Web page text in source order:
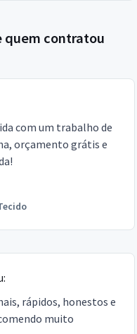
quem contratou
com um trabalho de
orçamento grátis e
rápidos, honestos e
muito